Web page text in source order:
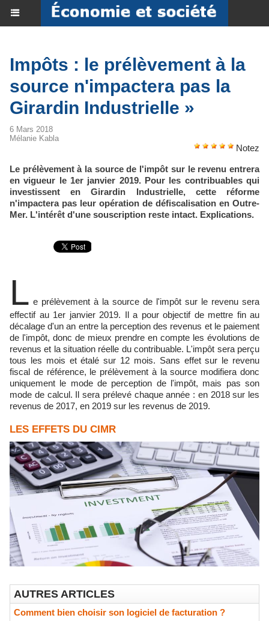
Impôts : le prélèvement à la
source n'impactera pas la
Girardin Industrielle »
6 Mars 2018
Mélanie Kabla
Notez
Le prélèvement à la source de l'impôt sur le revenu entrera
en vigueur le 1er janvier 2019. Pour les contribuables qui
investissent en Girardin Industrielle, cette réforme
n'impactera pas leur opération de défiscalisation en Outre-
Mer. L'intérêt d'une souscription reste intact. Explications.
L e prélèvement à la source de l'impôt sur le revenu sera
effectif au 1er janvier 2019. Il a pour objectif de mettre fin au
décalage d'un an entre la perception des revenus et le paiement
de l'impôt, donc de mieux prendre en compte les évolutions de
revenus et la situation réelle du contribuable. L'impôt sera perçu
tous les mois et étalé sur 12 mois. Sans effet sur le revenu
fiscal de référence, le prélèvement à la source modifiera donc
uniquement le mode de perception de l'impôt, mais pas son
mode de calcul. Il sera prélevé chaque année : en 2018 sur les
revenus de 2017, en 2019 sur les revenus de 2019.
LES EFFETS DU CIMR
AUTRES ARTICLES
Comment bien choisir son logiciel de facturation ?